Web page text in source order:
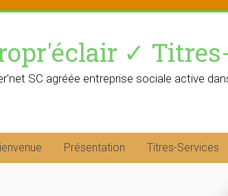
✓
SC agréée entreprise sociale active
Présentation Titres-Services